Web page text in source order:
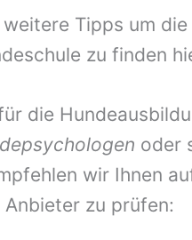
Tipps um
zu finden
die
oder
wir Ihnen
zu prüfen: